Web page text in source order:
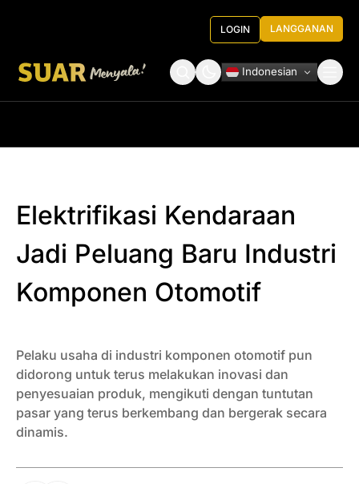
LOGIN LANGGANAN
Indonesian
Elektrifikasi Kendaraan
Jadi Peluang Baru Industri
Komponen Otomotif
Pelaku usaha di industri komponen otomotif pun
didorong untuk terus melakukan inovasi dan
penyesuaian produk, mengikuti dengan tuntutan
pasar yang terus berkembang dan bergerak secara
dinamis.